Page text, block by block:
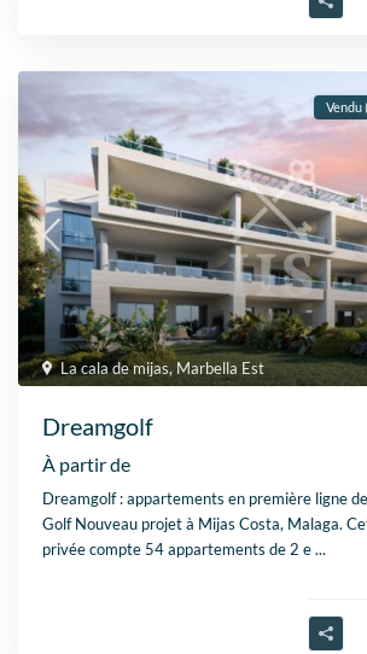
La cala de mijas, Marbella Est
Vendu
Dreamgolf
À partir de
Dreamgolf : appartements en première ligne
Golf Nouveau projet à Mijas Costa, Malaga.
privée compte 54 appartements de 2 e...